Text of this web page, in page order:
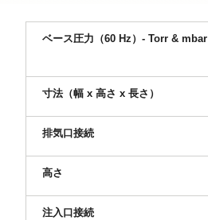
ベース圧力（60 Hz）- Torr & mbar
寸法（幅 x 高さ x 長さ）
排気口接続
高さ
注入口接続